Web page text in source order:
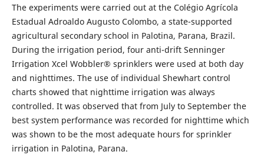
The experiments were carried out at the Colégio Agrícola
Estadual Adroaldo Augusto Colombo, a state-supported
agricultural secondary school in Palotina, Parana, Brazil.
During the irrigation period, four anti-drift Senninger
Irrigation Xcel Wobbler® sprinklers were used at both day
and nighttimes. The use of individual Shewhart control
charts showed that nighttime irrigation was always
controlled. It was observed that from July to September the
best system performance was recorded for nighttime which
was shown to be the most adequate hours for sprinkler
irrigation in Palotina, Parana.